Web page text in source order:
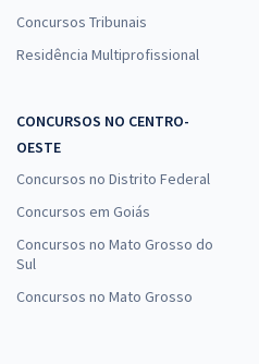
Concursos Tribunais
Residência Multiprofissional
CONCURSOS NO CENTRO-
OESTE
Concursos no Distrito Federal
Concursos em Goiás
Concursos no Mato Grosso do
Sul
Concursos no Mato Grosso